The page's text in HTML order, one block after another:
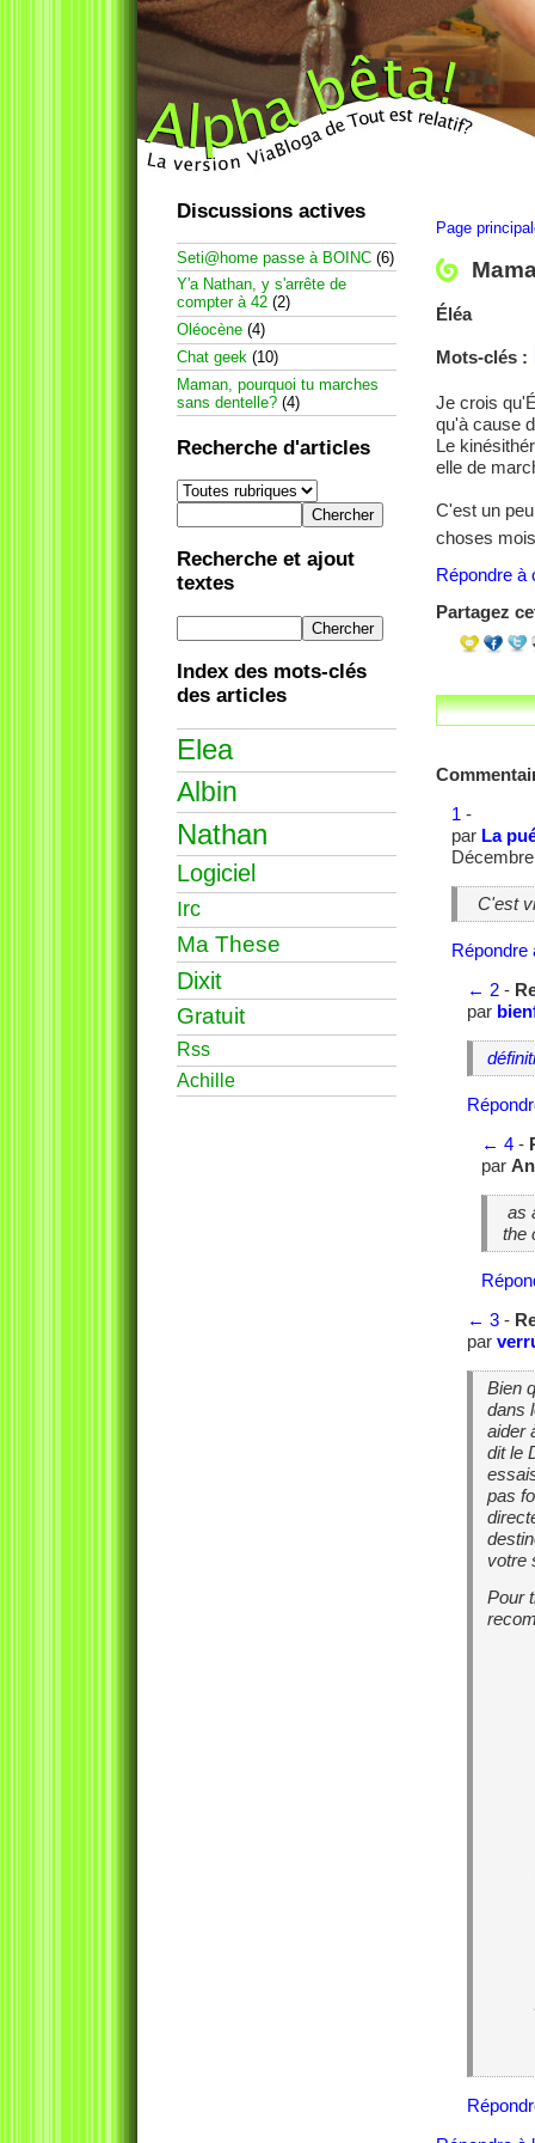
Page
Éléa
Mots-clés :
Je crois
qu'à cause
Le
elle de
C'est un
choses
Répondre à
Partagez
1 -
par La
C'est
Répondre
← 2-
par
← 4 -
par
as
the
← 3-
par
Bien
dans
aider
dit le
pas
votre
Pour
Discussions actives
Seti@home passe à BOINC (6)
Y'a Nathan, y s'arrête de
compter à 42 (2)
Oléocène (4)
Chat geek (10)
Maman, pourquoi tu marches
sans dentelle? (4)
Recherche d'articles
Recherche et ajout
textes
Index des mots-clés
des articles
Elea
Albin
Nathan
Logiciel
Irc
Ma These
Dixit
Gratuit
Rss
Achille